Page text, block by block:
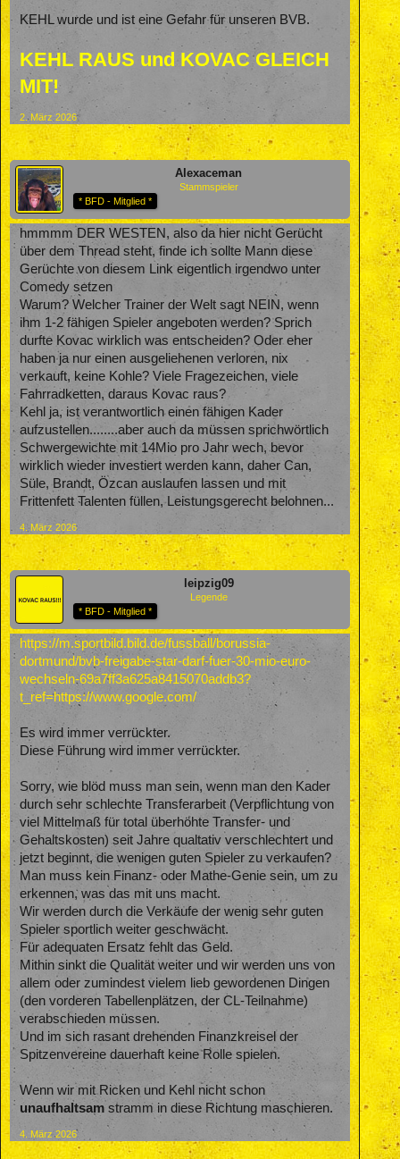
KEHL wurde und ist eine Gefahr für unseren BVB.
KEHL RAUS und KOVAC GLEICH
MIT!
2. März 2026
Alexaceman
Stammspieler
* BFD - Mitglied *
hmmmm DER WESTEN, also da hier nicht Gerücht
über dem Thread steht, finde ich sollte Mann diese
Gerüchte von diesem Link eigentlich irgendwo unter
Comedy setzen
Warum? Welcher Trainer der Welt sagt NEIN, wenn
ihm 1-2 fähigen Spieler angeboten werden? Sprich
durfte Kovac wirklich was entscheiden? Oder eher
haben ja nur einen ausgeliehenen verloren, nix
verkauft, keine Kohle? Viele Fragezeichen, viele
Fahrradketten, daraus Kovac raus?
Kehl ja, ist verantwortlich einen fähigen Kader
aufzustellen........aber auch da müssen sprichwörtlich
Schwergewichte mit 14Mio pro Jahr wech, bevor
wirklich wieder investiert werden kann, daher Can,
Süle, Brandt, Özcan auslaufen lassen und mit
Frittenfett Talenten füllen, Leistungsgerecht belohnen...
4. März 2026
leipzig09
Legende
* BFD - Mitglied *
https://m.sportbild.bild.de/fussball/borussia-
dortmund/bvb-freigabe-star-darf-fuer-30-mio-euro-
wechseln-69a7ff3a625a8415070addb3?
t_ref=https://www.google.com/
Es wird immer verrückter.
Diese Führung wird immer verrückter.
Sorry, wie blöd muss man sein, wenn man den Kader
durch sehr schlechte Transferarbeit (Verpflichtung von
viel Mittelmaß für total überhöhte Transfer- und
Gehaltskosten) seit Jahre qualtativ verschlechtert und
jetzt beginnt, die wenigen guten Spieler zu verkaufen?
Man muss kein Finanz- oder Mathe-Genie sein, um zu
erkennen, was das mit uns macht.
Wir werden durch die Verkäufe der wenig sehr guten
Spieler sportlich weiter geschwächt.
Für adequaten Ersatz fehlt das Geld.
Mithin sinkt die Qualität weiter und wir werden uns von
allem oder zumindest vielem lieb gewordenen Dingen
(den vorderen Tabellenplätzen, der CL-Teilnahme)
verabschieden müssen.
Und im sich rasant drehenden Finanzkreisel der
Spitzenvereine dauerhaft keine Rolle spielen.
Wenn wir mit Ricken und Kehl nicht schon
unaufhaltsam stramm in diese Richtung maschieren.
4. März 2026